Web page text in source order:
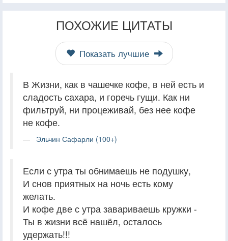
ПОХОЖИЕ ЦИТАТЫ
Показать лучшие
В Жизни, как в чашечке кофе, в ней есть и
сладость сахара, и горечь гущи. Как ни
фильтруй, ни процеживай, без нее кофе
не кофе.
Эльчин Сафарли (100+)
Если с утра ты обнимаешь не подушку,
И снов приятных на ночь есть кому
желать.
И кофе две с утра завариваешь кружки -
Ты в жизни всё нашёл, осталось
удержать!!!